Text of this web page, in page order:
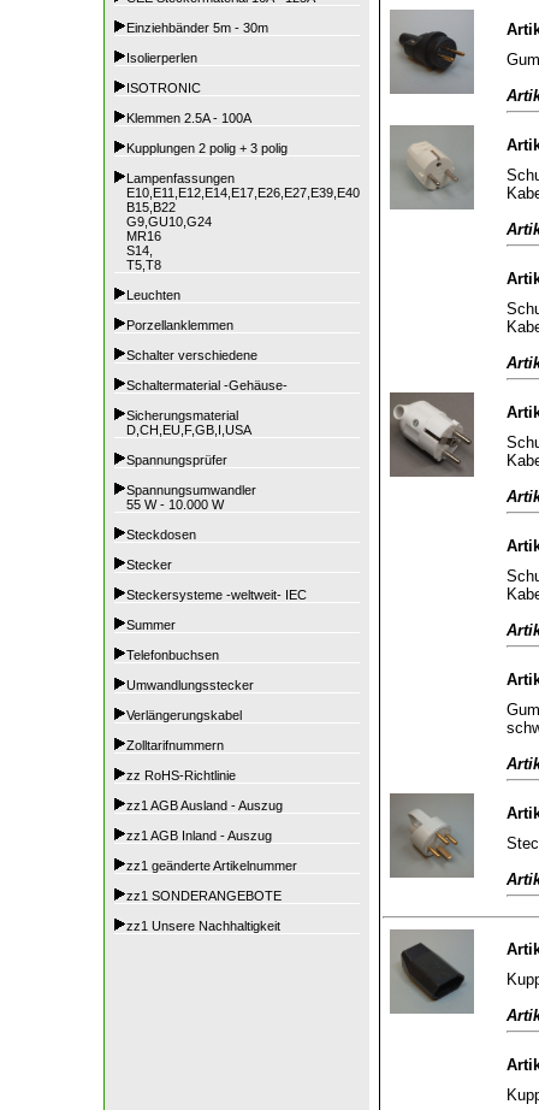
Einziehbänder 5m - 30m
Isolierperlen
ISOTRONIC
Klemmen 2.5A - 100A
Kupplungen 2 polig + 3 polig
Lampenfassungen
E10,E11,E12,E14,E17,E26,E27,E39,E40
B15,B22
G9,GU10,G24
MR16
S14,
T5,T8
Leuchten
Porzellanklemmen
Schalter verschiedene
Schaltermaterial -Gehäuse-
Sicherungsmaterial
D,CH,EU,F,GB,I,USA
Spannungsprüfer
Spannungsumwandler
55 W - 10.000 W
Steckdosen
Stecker
Steckersysteme -weltweit- IEC
Summer
Telefonbuchsen
Umwandlungsstecker
Verlängerungskabel
Zolltarifnummern
zz RoHS-Richtlinie
zz1 AGB Ausland - Auszug
zz1 AGB Inland - Auszug
zz1 geänderte Artikelnummer
zz1 SONDERANGEBOTE
zz1 Unsere Nachhaltigkeit